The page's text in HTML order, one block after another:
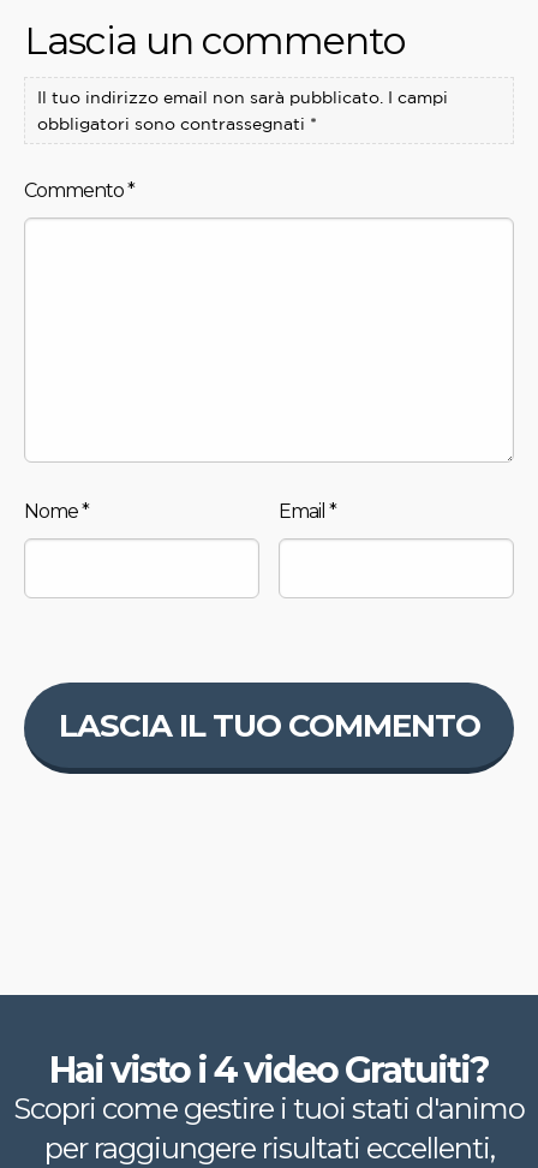
Lascia un commento
Il tuo indirizzo email non sarà pubblicato. I campi
obbligatori sono contrassegnati *
Commento*
Nome* Email*
Hai visto i 4 video Gratuiti?
Scopri come gestire i tuoi stati d'animo
per raggiungere risultati eccellenti,